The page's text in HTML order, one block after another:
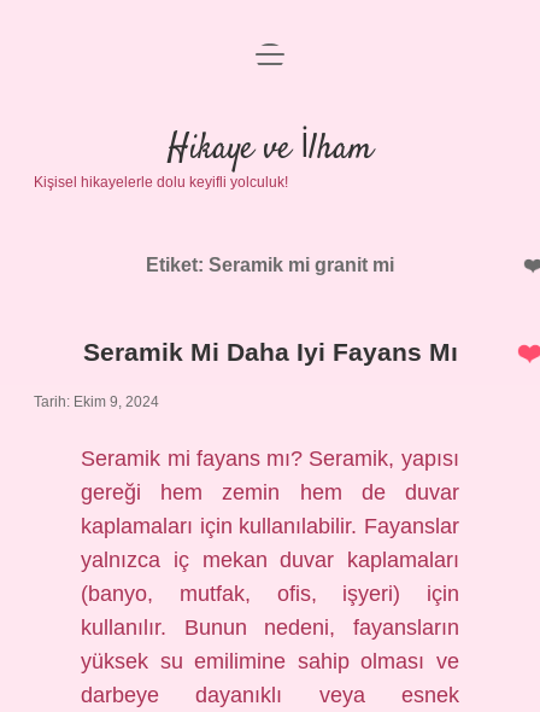
Anasayfa
Gizlilik Politikası
Yasal Uyarı
menüyü
Hikaye ve İlham
Kişisel hikayelerle dolu keyifli yolculuk!
Etiket: Seramik mi granit mi
Seramik Mi Daha Iyi Fayans Mı
Tarih: Ekim 9, 2024
Seramik mi fayans mı? Seramik, yapısı
gereği hem zemin hem de duvar
kaplamaları için kullanılabilir. Fayanslar
yalnızca iç mekan duvar kaplamaları
(banyo, mutfak, ofis, işyeri) için
kullanılır. Bunun nedeni, fayansların
yüksek su emilimine sahip olması ve
darbeye dayanıklı veya esnek